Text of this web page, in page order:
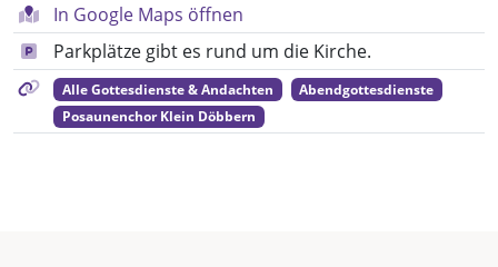
In Google Maps öffnen
Parkplätze gibt es rund um die Kirche.
Alle Gottesdienste & Andachten
Abendgottesdienste
Posaunenchor Klein Döbbern